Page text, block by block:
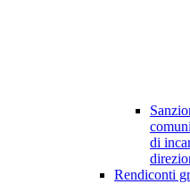
di
Rendiconti